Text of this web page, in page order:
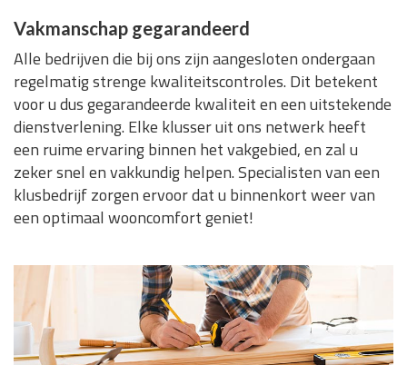
Vakmanschap gegarandeerd
Alle bedrijven die bij ons zijn aangesloten ondergaan
regelmatig strenge kwaliteitscontroles. Dit betekent
voor u dus gegarandeerde kwaliteit en een uitstekende
dienstverlening. Elke klusser uit ons netwerk heeft
een ruime ervaring binnen het vakgebied, en zal u
zeker snel en vakkundig helpen. Specialisten van een
klusbedrijf zorgen ervoor dat u binnenkort weer van
een optimaal wooncomfort geniet!